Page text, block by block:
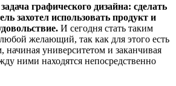
задача графического дизайна: сделать
захотел использовать продукт и
И сегодня стать таким
желающий, так как для этого есть
начиная университетом и заканчивая
ними находятся непосредственно